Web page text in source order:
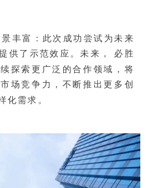
丰富：此次成功尝试为未来
供了示范效应。未来， 必胜
探索更广泛的合作领域，将
场竞争力，不断推出更多创
化需求。